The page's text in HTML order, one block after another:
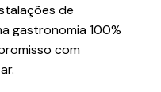
de
gastronomia 100%
com